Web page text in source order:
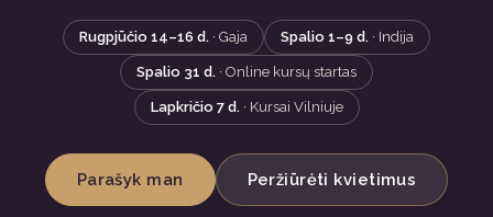
Rugpjūčio 14–16 d. · Gaja Spalio 1–9 d. · Indija
Spalio 31 d. · Online kursų startas
Lapkričio 7 d. · Kursai Vilniuje
Parašyk man Peržiūrėti kvietimus